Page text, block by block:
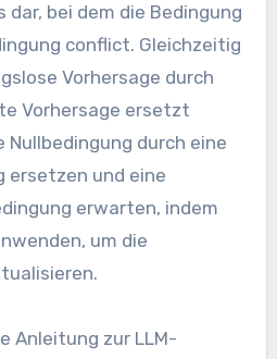
dar, bei dem die Bedingung
conflict. Gleichzeitig
Vorhersage durch
Vorhersage ersetzt
Nullbedingung durch eine
ersetzen und eine
erwarten, indem
um die
Anleitung zur LLM-